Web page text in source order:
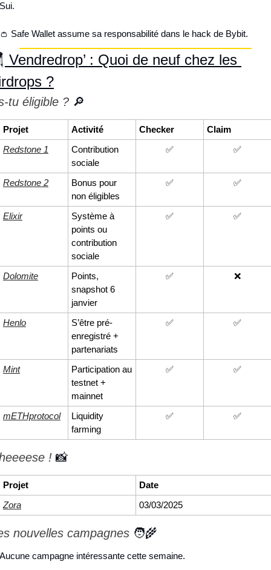
Sui.
👛 Safe Wallet assume sa responsabilité dans le hack de Bybit.
Vendredrop’ : Quoi de neuf chez les
?
tu éligible ? 🔎
Projet Activité Checker
Claim
Redstone 1
Contribution
sociale
✅ ✅
Redstone 2
Bonus pour
non éligibles
✅ ✅
Elixir
Système à
points ou
contribution
sociale
✅ ✅
Dolomite
Points,
snapshot 6
janvier
✅ ❌
Henlo
S’être pré-
enregistré +
partenariats
✅ ✅
Mint
Participation au
testnet +
mainnet
✅ ✅
mETHprotocol
Liquidity
farming
✅ ✅
! 📸
Projet
Date
Zora
03/03/2025
nouvelles campagnes 🧑‍🌾
Aucune campagne intéressante cette semaine.